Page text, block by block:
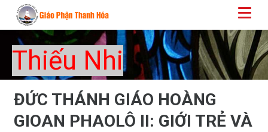
Thiếu Nhi
​​​​​​​ĐỨC THÁNH GIÁO HOÀNG
GIOAN PHAOLÔ II: GIỚI TRẺ VÀ